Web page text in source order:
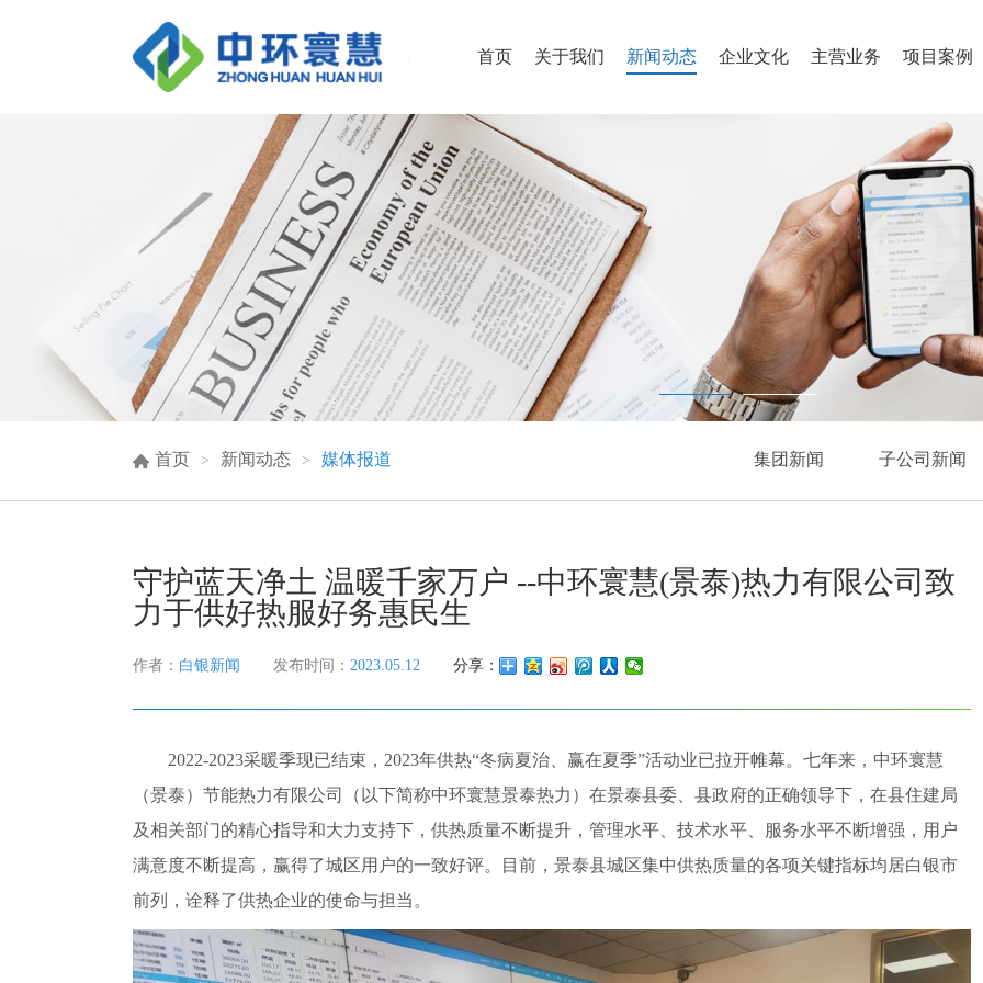
首页 关于我们 新闻动态 企业文化 主营业务 项目案例
首页 > 新闻动态 > 媒体报道 集团新闻 子公司新闻
守护蓝天净土 温暖千家万户 --中环寰慧(景泰)热力有限公司致
力于供好热服好务惠民生
作者： 白银新闻 发布时间： 2023.05.12 分享：
2022-2023采暖季现已结束，2023年供热“冬病夏治、赢在夏季”活动业已拉开帷幕。七年来，中环寰慧
（景泰）节能热力有限公司（以下简称中环寰慧景泰热力）在景泰县委、县政府的正确领导下，在县住建局
及相关部门的精心指导和大力支持下，供热质量不断提升，管理水平、技术水平、服务水平不断增强，用户
满意度不断提高，赢得了城区用户的一致好评。目前，景泰县城区集中供热质量的各项关键指标均居白银市
前列，诠释了供热企业的使命与担当。